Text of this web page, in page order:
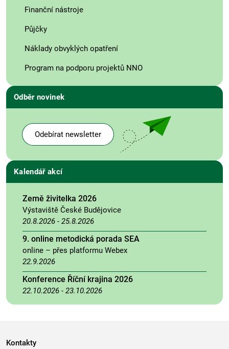
Finanční nástroje
Půjčky
Náklady obvyklých opatření
Program na podporu projektů NNO
Odběr novinek
Odebírat newsletter
Kalendář akcí
Země živitelka 2026
Výstaviště České Budějovice
20.8.2026 - 25.8.2026
9. online metodická porada SEA
online – přes platformu Webex
22.9.2026
Konference Říční krajina 2026
22.10.2026 - 23.10.2026
Kontakty